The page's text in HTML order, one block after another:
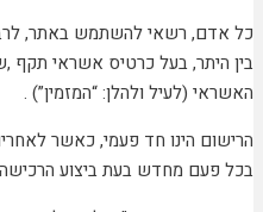
כל אדם, רשאי להשתמש באתר,
בין היתר, בעל כרטיס אשראי תקף
האשראי (לעיל ולהלן: “המזמין”) .
הרישום הינו חד פעמי, כאשר
בכל פעם מחדש בעת ביצוע